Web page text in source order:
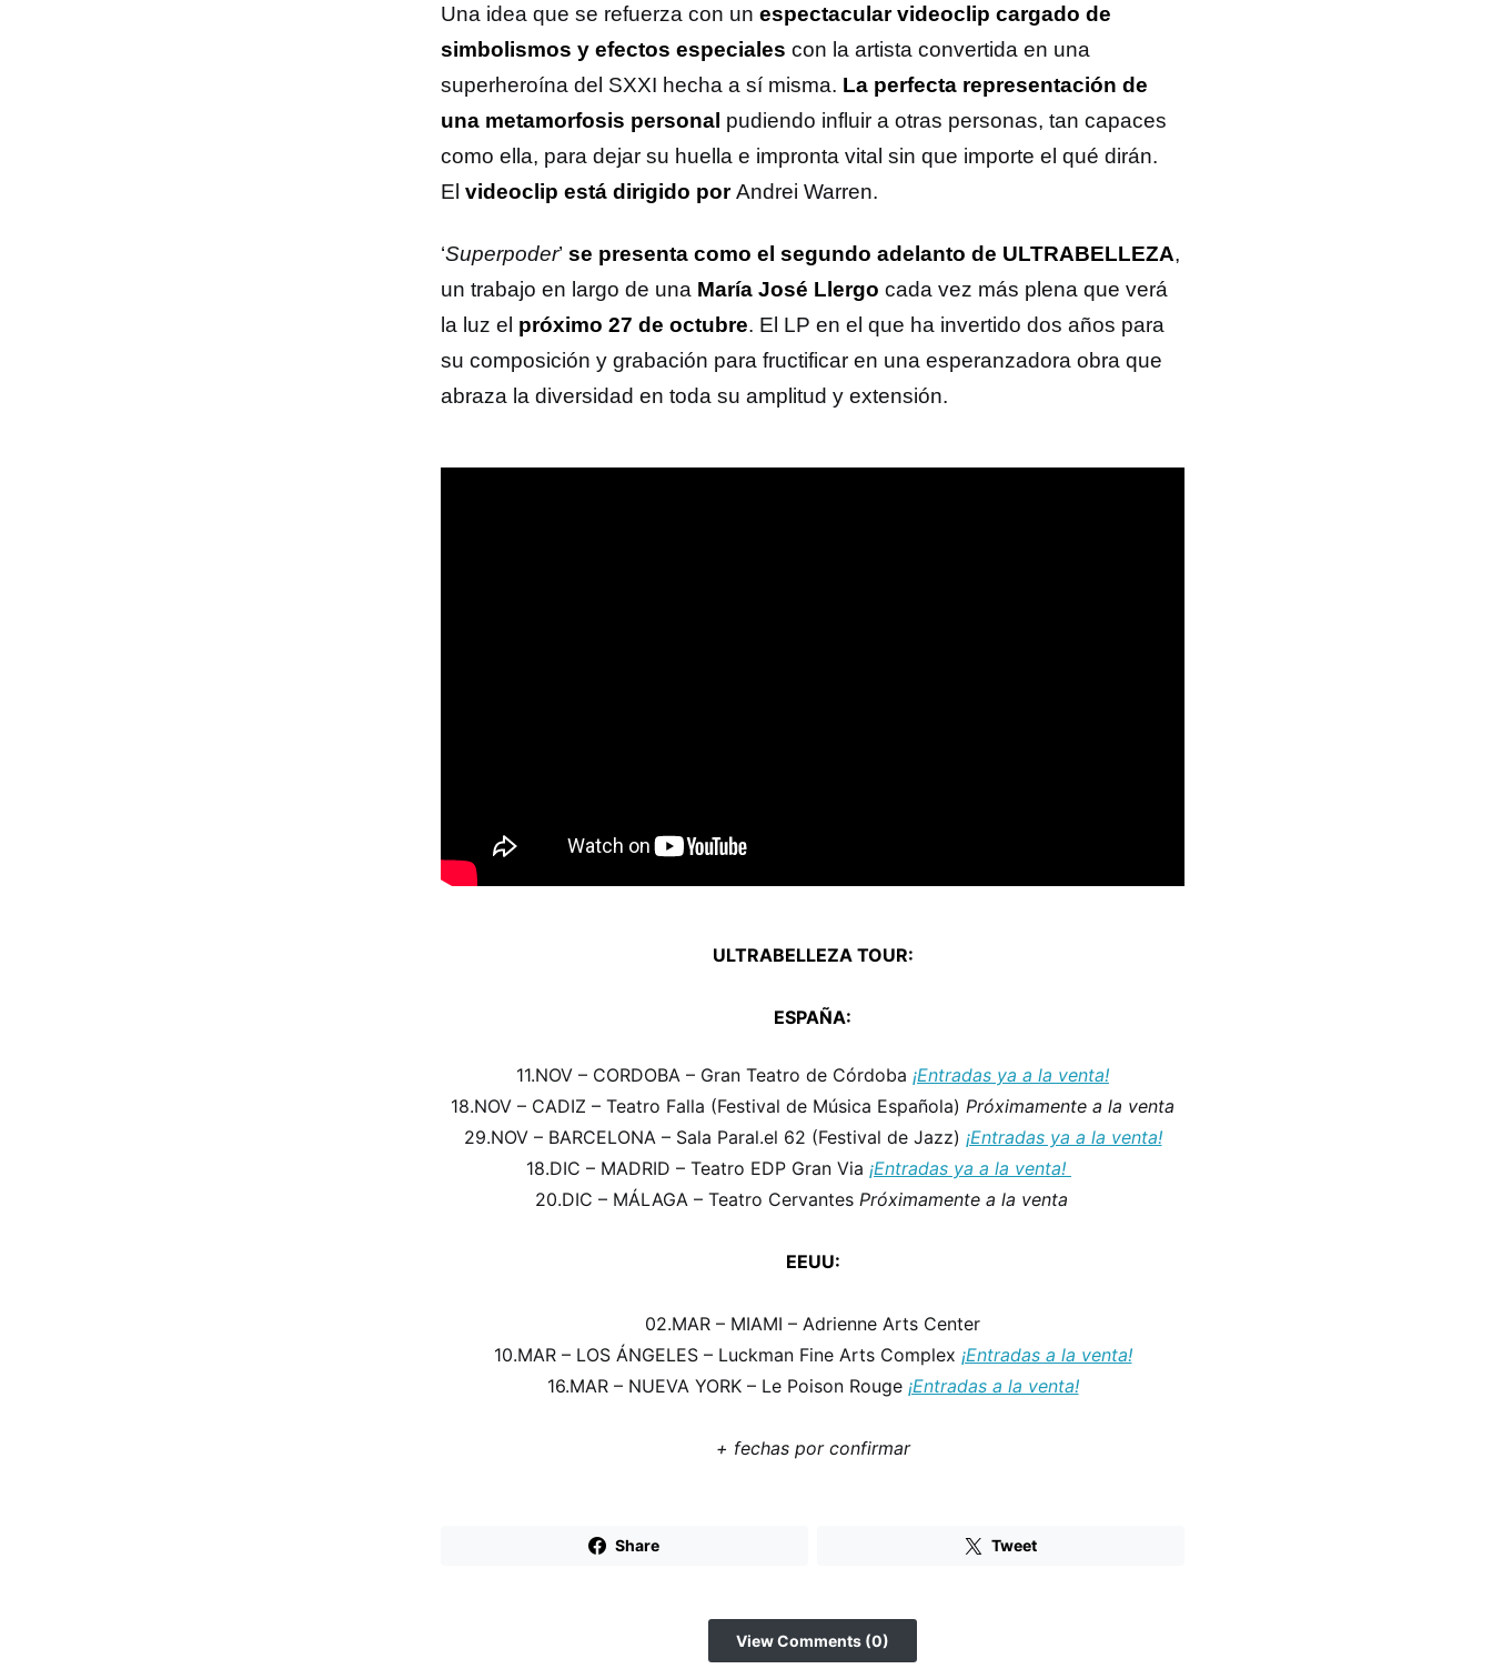
Una idea que se refuerza con un espectacular videoclip cargado de
simbolismos y efectos especiales con la artista convertida en una
superheroína del SXXI hecha a sí misma. La perfecta representación de
una metamorfosis personal pudiendo influir a otras personas, tan capaces
como ella, para dejar su huella e impronta vital sin que importe el qué dirán.
El videoclip está dirigido porAndrei Warren.
‘Superpoder’ se presenta como el segundo adelanto de ULTRABELLEZA,
un trabajo en largo de una María José Llergo cada vez más plena que verá
la luz el próximo 27 de octubre. El LP en el que ha invertido dos años para
su composición y grabación para fructificar en una esperanzadora obra que
abraza la diversidad en toda su amplitud y extensión.
ULTRABELLEZA TOUR:
ESPAÑA:
11.NOV – CORDOBA – Gran Teatro de Córdoba ¡Entradas ya a la venta!
18.NOV – CADIZ – Teatro Falla (Festival de Música Española) Próximamente a la venta
29.NOV – BARCELONA – Sala Paral.el 62 (Festival de Jazz) ¡Entradas ya a la venta!
18.DIC – MADRID – Teatro EDP Gran Via ¡Entradas ya a la venta!
20.DIC – MÁLAGA – Teatro Cervantes Próximamente a la venta
EEUU:
02.MAR – MIAMI – Adrienne Arts Center
10.MAR – LOS ÁNGELES – Luckman Fine Arts Complex ¡Entradas a la venta!
16.MAR – NUEVA YORK – Le Poison Rouge ¡Entradas a la venta!
+ fechas por confirmar
Share Tweet
View Comments (0)